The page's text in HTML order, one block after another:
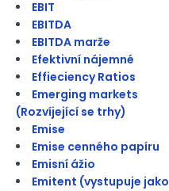
EBIT
EBITDA
EBITDA marže
Efektivní nájemné
Effieciency Ratios
Emerging markets
(Rozvíjející se trhy)
Emise
Emise cenného papíru
Emisní ážio
Emitent (vystupuje jako